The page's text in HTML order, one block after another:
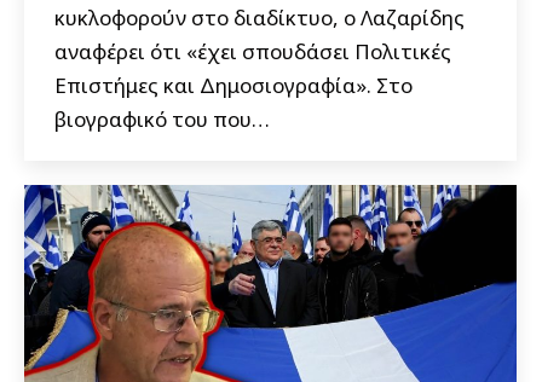
κυκλοφορούν στο διαδίκτυο, ο Λαζαρίδης
αναφέρει ότι «έχει σπουδάσει Πολιτικές
Επιστήμες και Δημοσιογραφία». Στο
βιογραφικό του που…